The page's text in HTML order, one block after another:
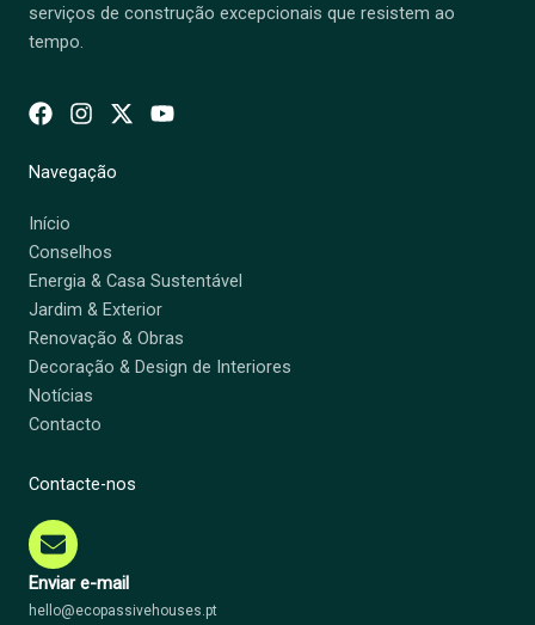
serviços de construção excepcionais que resistem ao
tempo.
Navegação
Início
Conselhos
Energia & Casa Sustentável
Jardim & Exterior
Renovação & Obras
Decoração & Design de Interiores
Notícias
Contacto
Contacte-nos
Enviar e-mail
hello@ecopassivehouses.pt